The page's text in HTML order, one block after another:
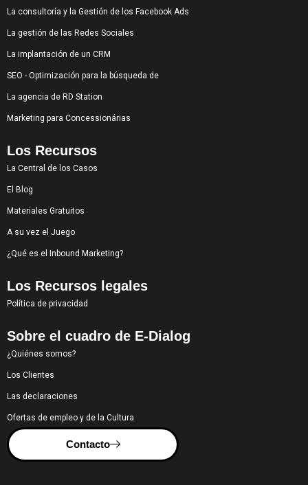
La consultoría y la Gestión de los Facebook Ads
La gestión de las Redes Sociales
La implantación de un CRM
SEO - Optimización para la búsqueda de
La agencia de RD Station
Marketing para Concessionárias
Los Recursos
La Central de los Casos
El Blog
Materiales Gratuitos
A su vez el Juego
¿Qué es el Inbound Marketing?
Los Recursos legales
Política de privacidad
Sobre el cuadro de E-Dialog
¿Quiénes somos?
Los Clientes
Las declaraciones
Ofertas de empleo y de la Cultura
Contacto